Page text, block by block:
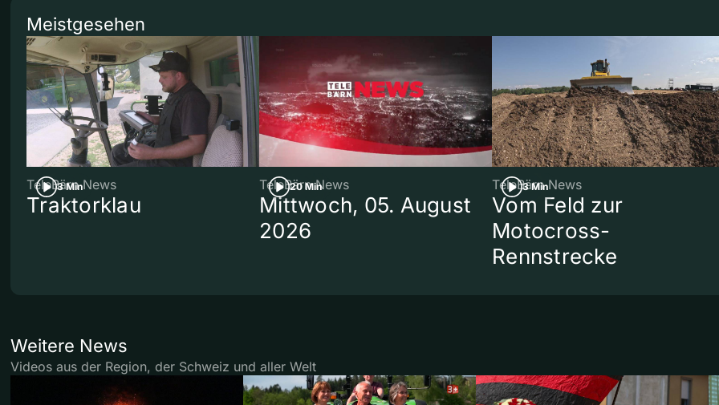
Meistgesehen
3 Min
TeleBärn News
Traktorklau
20 Min
TeleBärn News
Mittwoch, 05. August
2026
3 Min
TeleBärn News
Vom Feld zur
Motocross-
Rennstrecke
Weitere News
Videos aus der Region, der Schweiz und aller Welt